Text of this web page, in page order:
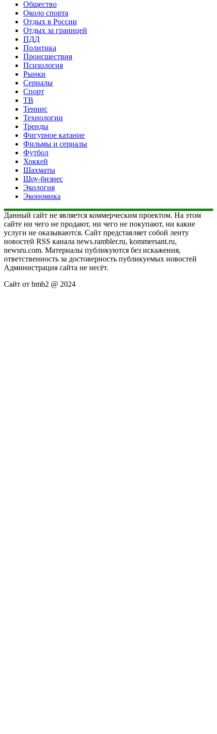
Общество
Около спорта
Отдых в России
Отдых за границей
ПДД
Политика
Происшествия
Психология
Рынки
Сериалы
Спорт
ТВ
Теннис
Технологии
Тренды
Фигурное катание
Фильмы и сериалы
Футбол
Хоккей
Шахматы
Шоу-бизнес
Экология
Экономика
Данный сайт не является коммерческим проектом. На этом
сайте ни чего не продают, ни чего не покупают, ни какие
услуги не оказываются. Сайт представляет собой ленту
новостей RSS канала news.rambler.ru, kommersant.ru,
newsru.com. Материалы публикуются без искажения,
ответственность за достоверность публикуемых новостей
Администрация сайта не несёт.
Сайт от bmb2 @ 2024